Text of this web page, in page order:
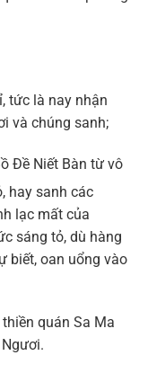
tức là nay nhận
và chúng sanh;
Đề Niết Bàn từ vô
hay sanh các
lạc mất của
sáng tỏ, dù hàng
biết, oan uổng vào
quán Sa Ma